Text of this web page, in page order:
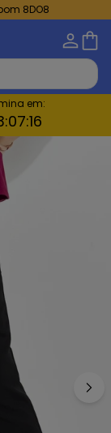
8DO8
em:
07:15